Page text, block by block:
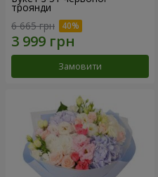
троянди
6 665 грн
Замовити